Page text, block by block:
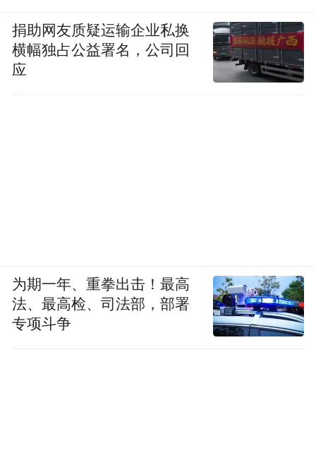
捐助网友质疑运输企业私换
横幅独占公益署名，公司回
应
为期一年、重拳出击！最高
法、最高检、司法部，部署
专项斗争